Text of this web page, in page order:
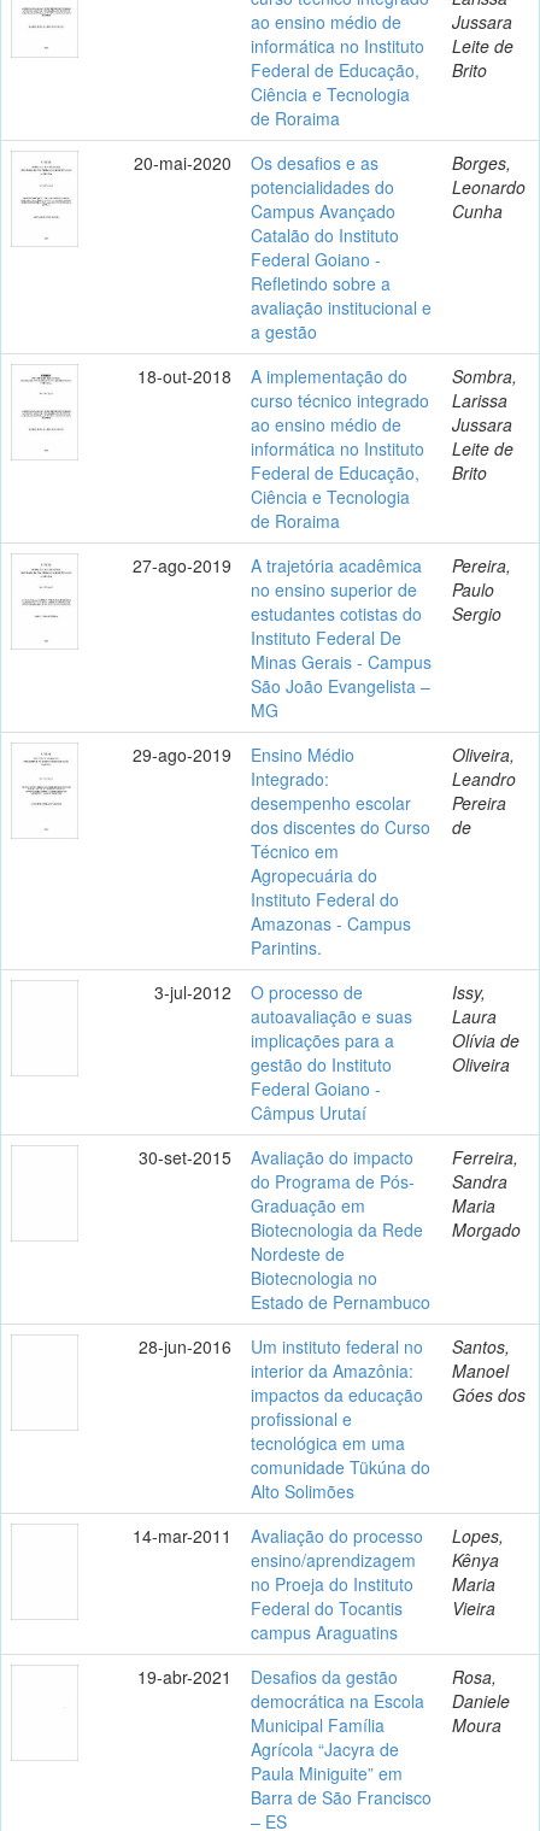
ao ensino médio de
informática no Instituto
Federal de Educação,
Ciência e Tecnologia
de Roraima
Jussara
Leite de
Brito
20-mai-2020
Os desafios e as
potencialidades do
Campus Avançado
Catalão do Instituto
Federal Goiano -
Refletindo sobre a
avaliação institucional e
a gestão
Borges,
Leonardo
Cunha
18-out-2018
A implementação do
curso técnico integrado
ao ensino médio de
informática no Instituto
Federal de Educação,
Ciência e Tecnologia
de Roraima
Sombra,
Larissa
Jussara
Leite de
Brito
27-ago-2019
A trajetória acadêmica
no ensino superior de
estudantes cotistas do
Instituto Federal De
Minas Gerais - Campus
São João Evangelista –
MG
Pereira,
Paulo
Sergio
29-ago-2019
Ensino Médio
Integrado:
desempenho escolar
dos discentes do Curso
Técnico em
Agropecuária do
Instituto Federal do
Amazonas - Campus
Parintins.
Oliveira,
Leandro
Pereira
de
3-jul-2012
O processo de
autoavaliação e suas
implicações para a
gestão do Instituto
Federal Goiano -
Câmpus Urutaí
Issy,
Laura
Olívia de
Oliveira
30-set-2015
Avaliação do impacto
do Programa de Pós-
Graduação em
Biotecnologia da Rede
Nordeste de
Biotecnologia no
Estado de Pernambuco
Ferreira,
Sandra
Maria
Morgado
28-jun-2016
Um instituto federal no
interior da Amazônia:
impactos da educação
profissional e
tecnológica em uma
comunidade Tükúna do
Alto Solimões
Santos,
Manoel
Góes dos
14-mar-2011
Avaliação do processo
ensino/aprendizagem
no Proeja do Instituto
Federal do Tocantis
campus Araguatins
Lopes,
Kênya
Maria
Vieira
19-abr-2021
Desafios da gestão
democrática na Escola
Municipal Família
Agrícola “Jacyra de
Paula Miniguite” em
Barra de São Francisco
– ES
Rosa,
Daniele
Moura